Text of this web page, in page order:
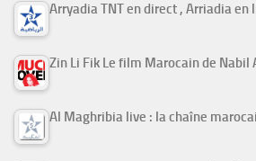
Arryadia TNT en direct , Arriadia en
Al Maghribia live : la chaîne